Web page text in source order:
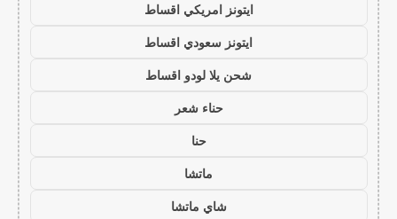
ايتونز امريكي اقساط
ايتونز سعودي اقساط
شحن يلا لودو اقساط
حناء شعر
حنا
ماتشا
شاي ماتشا